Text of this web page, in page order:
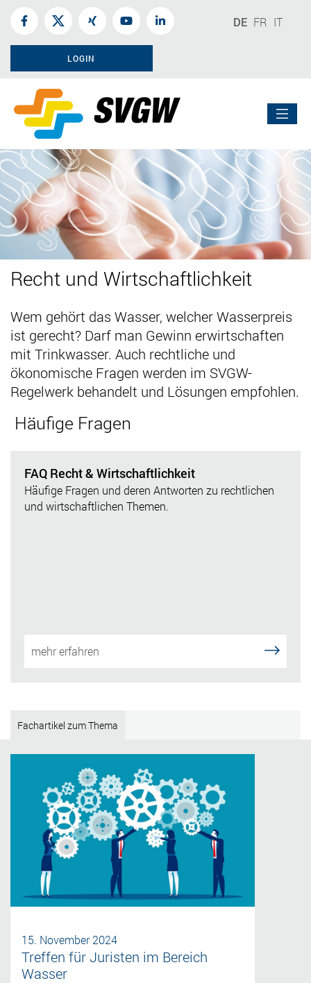
DE FR IT
LOGIN
Recht und Wirtschaftlichkeit
Wem gehört das Wasser, welcher Wasserpreis
ist gerecht? Darf man Gewinn erwirtschaften
mit Trinkwasser. Auch rechtliche und
ökonomische Fragen werden im SVGW-
Regelwerk behandelt und Lösungen empfohlen.
Häufige Fragen
FAQ Recht & Wirtschaftlichkeit
Häufige Fragen und deren Antworten zu rechtlichen
und wirtschaftlichen Themen.
mehr erfahren
Fachartikel zum Thema
15. November 2024
Treffen für Juristen im Bereich
Wasser